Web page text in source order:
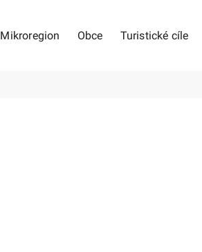
Mikroregion Obce Turistické cíle